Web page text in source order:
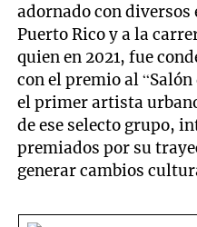
adornado con diversos
Puerto Rico y a la
quien en 2021, fue
con el premio al
el primer artista
de ese selecto grupo,
premiados por su
generar cambios